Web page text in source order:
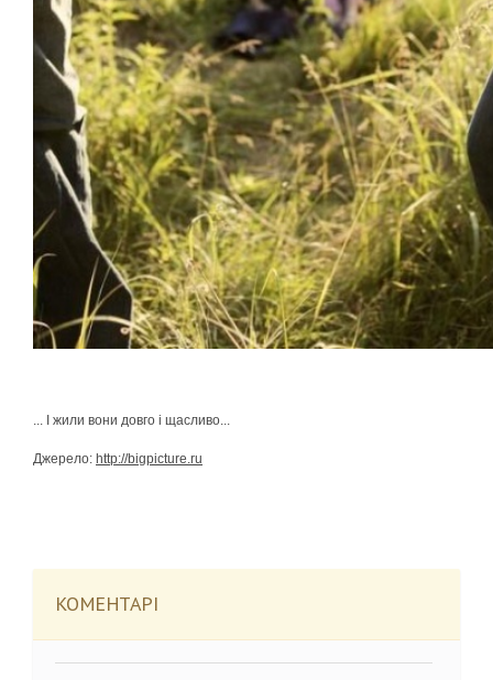
... І жили вони довго і щасливо...
Джерело: http://bigpicture.ru
КОМЕНТАРІ